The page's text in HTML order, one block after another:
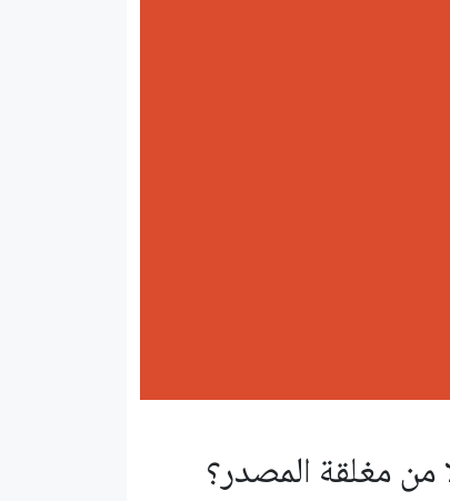
من مغلقة المصدر؟